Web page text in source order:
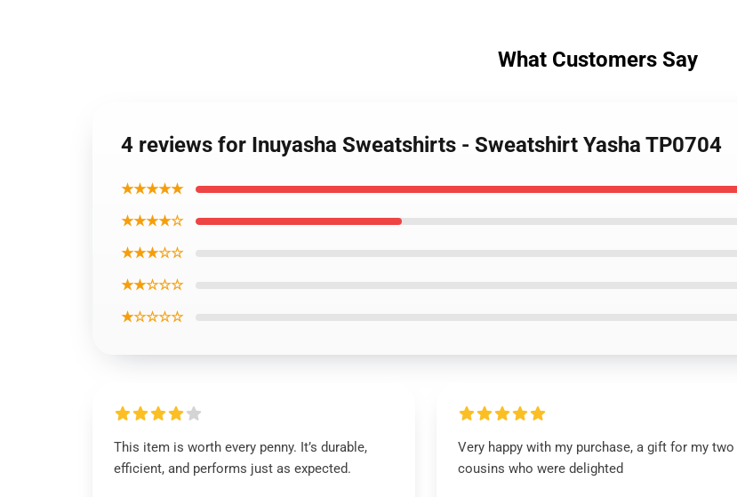
What Customers Say
4 reviews for Inuyasha Sweatshirts - Sweatshirt Yasha TP0704
★★★★★
★★★★☆
★★★☆☆
★★☆☆☆
★☆☆☆☆
This item is worth every penny. It’s durable,
efficient, and performs just as expected.
Very happy with my purchase, a gift for my two
cousins who were delighted